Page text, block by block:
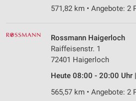
571,82 km • Angebote: 2
Rossmann Haigerloch
Raiffeisenstr. 1
72401 Haigerloch
Heute 08:00 - 20:00 Uhr |
565,57 km • Angebote: 2